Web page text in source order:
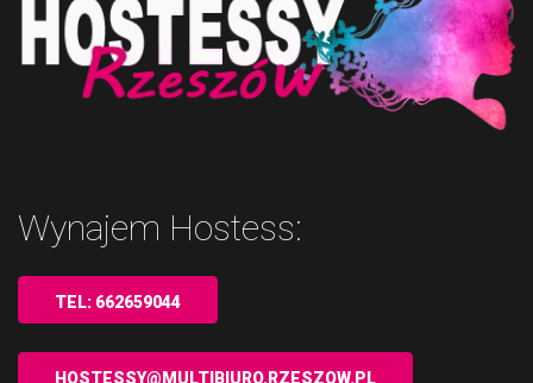
Wynajem Hostess:
TEL: 662659044
HOSTESSY@MULTIBIURO.RZESZOW.PL